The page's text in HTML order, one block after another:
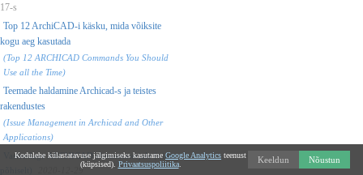
17-s
Top 12 ArchiCAD-i käsku, mida võiksite
kogu aeg kasutada
(Top 12 ARCHICAD Commands You Should
Use all the Time)
Teemade haldamine Archicad-s ja teistes
rakendustes
(Issue Management in Archicad and Other
Applications)
Vastendage ARCHICAD ehitusmaterjale (nime
2020-12-29
Kodulehe külastatavuse jälgimiseks kasutame Google Analytics teenust
(küpsised). Privaatsuspoliitika. Keeldun Nõustun